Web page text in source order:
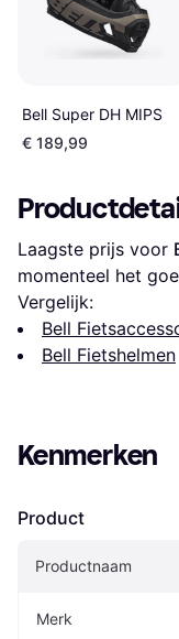
Bell Super DH MIPS
€ 189,99
Laagste prijs voor
momenteel het
Vergelijk:
Bell
Bell Fietshelmen
Kenmerken
Product
Productnaam
Merk